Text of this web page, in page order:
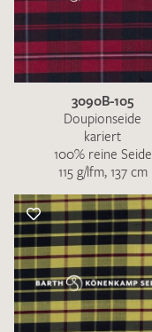
3090B-105
Doupionseide
kariert
100% reine Seide
115 g/lfm, 137 cm